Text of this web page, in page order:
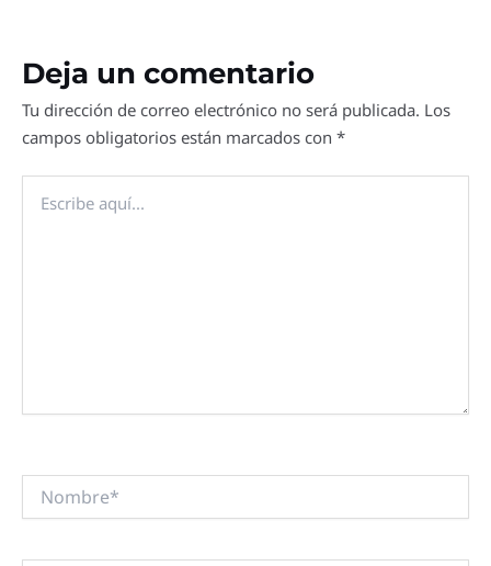
Deja un comentario
Tu dirección de correo electrónico no será publicada. Los
campos obligatorios están marcados con *
aquí...